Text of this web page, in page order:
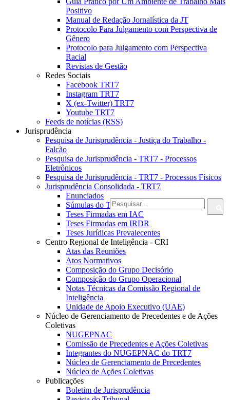
Positivo
Manual de Redação Jornalística da JT
Protocolo Para Julgamento com Perspectiva de
Gênero
Protocolo para Julgamento com Perspectiva
Racial
Revistas de Gestão
Redes Sociais
Facebook TRT7
Instagram TRT7
X (ex-Twitter) TRT7
Youtube TRT7
Feeds de notícias (RSS)
Jurisprudência
Pesquisa de Jurisprudência - Justiça do Trabalho -
Falcão
Pesquisa de Jurisprudência - TRT7 - Processos
Eletrônicos
Pesquisa de Jurisprudência - TRT7 - Processos Físicos
Jurisprudência Consolidada - TRT7
Enunciados
Súmulas do TRT7
Teses Firmadas em IAC
Teses Firmadas em IRDR
Teses Jurídicas Prevalecentes
Centro Regional de Inteligência - CRI
Atas das Reuniões
Atos Normativos
Composição do Grupo Decisório
Composição do Grupo Operacional
Notas Técnicas da Comissão Regional de
Inteligência
Unidade de Apoio Executivo (UAE)
Núcleo de Gerenciamento de Precedentes e de Ações
Coletivas
NUGEPNAC
Comissão de Precedentes e Ações Coletivas
Integrantes do NUGEPNAC do TRT7
Núcleo de Gerenciamento de Precedentes
Núcleo de Ações Coletivas
Publicações
Boletim de Jurisprudência